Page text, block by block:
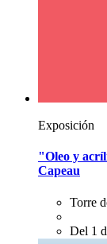
Exposición
"Oleo y
Capeau
Torre
Del 1